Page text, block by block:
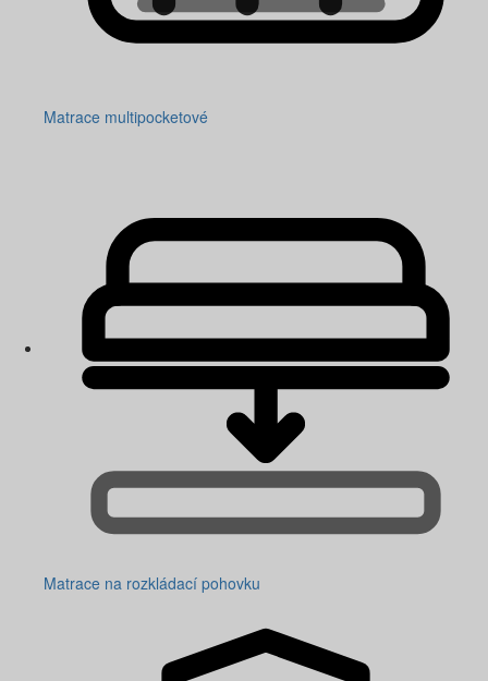
Matrace multipocketové
Matrace na rozkládací pohovku